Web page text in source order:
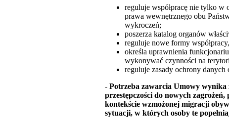
reguluje współpracę nie tylko w
prawa wewnętrznego obu
wykroczeń;
poszerza katalog organów
reguluje nowe formy
określa uprawnienia
wykonywać czynności na
reguluje zasady ochrony
- Potrzeba zawarcia Umowy wynika
przestępczości do nowych zagrożeń,
kontekście wzmożonej migracji
sytuacji, w których osoby te